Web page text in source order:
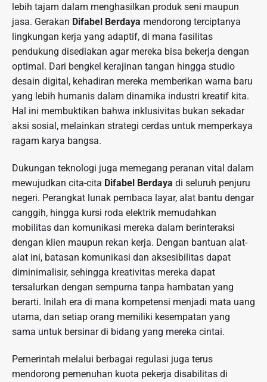
lebih tajam dalam menghasilkan produk seni maupun
jasa. Gerakan Difabel Berdaya mendorong terciptanya
lingkungan kerja yang adaptif, di mana fasilitas
pendukung disediakan agar mereka bisa bekerja dengan
optimal. Dari bengkel kerajinan tangan hingga studio
desain digital, kehadiran mereka memberikan warna baru
yang lebih humanis dalam dinamika industri kreatif kita.
Hal ini membuktikan bahwa inklusivitas bukan sekadar
aksi sosial, melainkan strategi cerdas untuk memperkaya
ragam karya bangsa.
Dukungan teknologi juga memegang peranan vital dalam
mewujudkan cita-cita Difabel Berdaya di seluruh penjuru
negeri. Perangkat lunak pembaca layar, alat bantu dengar
canggih, hingga kursi roda elektrik memudahkan
mobilitas dan komunikasi mereka dalam berinteraksi
dengan klien maupun rekan kerja. Dengan bantuan alat-
alat ini, batasan komunikasi dan aksesibilitas dapat
diminimalisir, sehingga kreativitas mereka dapat
tersalurkan dengan sempurna tanpa hambatan yang
berarti. Inilah era di mana kompetensi menjadi mata uang
utama, dan setiap orang memiliki kesempatan yang
sama untuk bersinar di bidang yang mereka cintai.
Pemerintah melalui berbagai regulasi juga terus
mendorong pemenuhan kuota pekerja disabilitas di